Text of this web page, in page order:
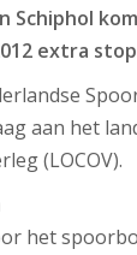
Schiphol
extra
aan het
(LOCOV).
het